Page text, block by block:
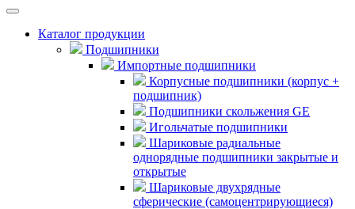
Каталог продукции
Подшипники
Импортные подшипники
Корпусные подшипники (корпус +
подшипник)
Подшипники скольжения GE
Игольчатые подшипники
Шариковые радиальные
однорядные подшипники закрытые и
открытые
Шариковые двухрядные
сферические (самоцентрирующиеся)